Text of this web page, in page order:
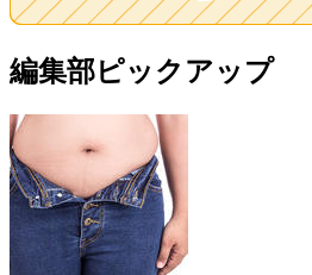
編集部ピックアップ